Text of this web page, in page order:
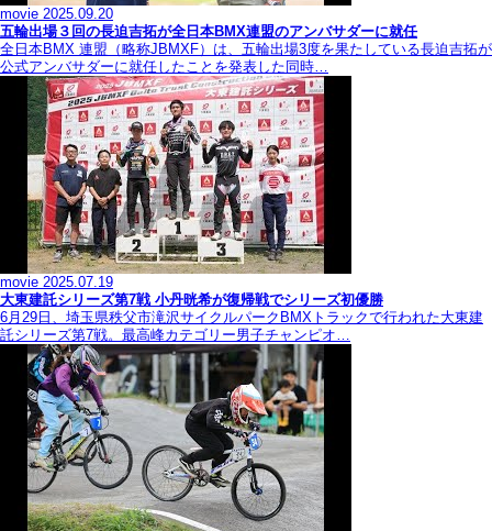
movie 2025.09.20
五輪出場３回の長迫吉拓が全日本BMX連盟のアンバサダーに就任
全日本BMX 連盟（略称JBMXF）は、五輪出場3度を果たしている長迫吉拓が
公式アンバサダーに就任したことを発表した同時…
movie 2025.07.19
大東建託シリーズ第7戦 ⼩丹晄希が復帰戦でシリーズ初優勝
6月29日、埼玉県秩父市滝沢サイクルパークBMXトラックで行われた大東建
託シリーズ第7戦。最高峰カテゴリー男子チャンピオ…